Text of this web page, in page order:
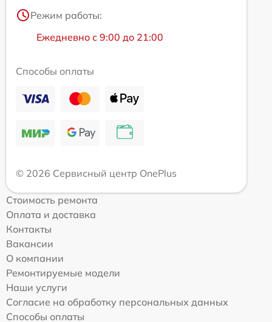
Режим работы:
Ежедневно с 9:00 до 21:00
Способы оплаты
© 2026 Сервисный центр OnePlus
Стоимость ремонта
Оплата и доставка
Контакты
Вакансии
О компании
Ремонтируемые модели
Наши услуги
Согласие на обработку персональных данных
Способы оплаты